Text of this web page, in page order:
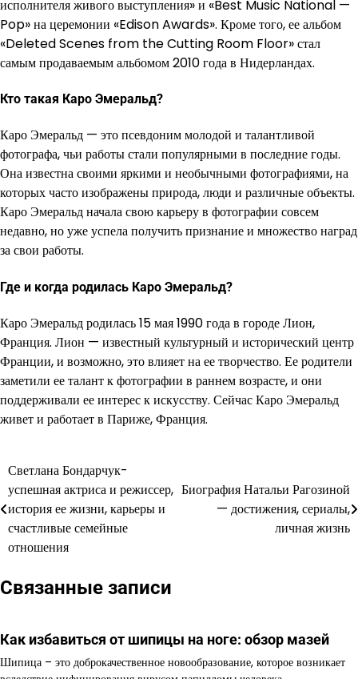
исполнителя живого выступления» и «Best Music National —
Pop» на церемонии «Edison Awards». Кроме того, ее альбом
«Deleted Scenes from the Cutting Room Floor» стал
самым продаваемым альбомом 2010 года в Нидерландах.
Кто такая Каро Эмеральд?
Каро Эмеральд — это псевдоним молодой и талантливой
фотографа, чьи работы стали популярными в последние годы.
Она известна своими яркими и необычными фотографиями, на
которых часто изображены природа, люди и различные объекты.
Каро Эмеральд начала свою карьеру в фотографии совсем
недавно, но уже успела получить признание и множество наград
за свои работы.
Где и когда родилась Каро Эмеральд?
Каро Эмеральд родилась 15 мая 1990 года в городе Лион,
Франция. Лион — известный культурный и исторический центр
Франции, и возможно, это влияет на ее творчество. Ее родители
заметили ее талант к фотографии в раннем возрасте, и они
поддерживали ее интерес к искусству. Сейчас Каро Эмеральд
живет и работает в Париже, Франция.
Навигация
по
записям
Светлана Бондарчук-
успешная актриса и режиссер,
история ее жизни, карьеры и
счастливые семейные
отношения
Биография Натальи Рагозиной
— достижения, сериалы,
личная жизнь
Связанные записи
Как избавиться от шипицы на ноге: обзор мазей
Шипица – это доброкачественное новообразование, которое возникает